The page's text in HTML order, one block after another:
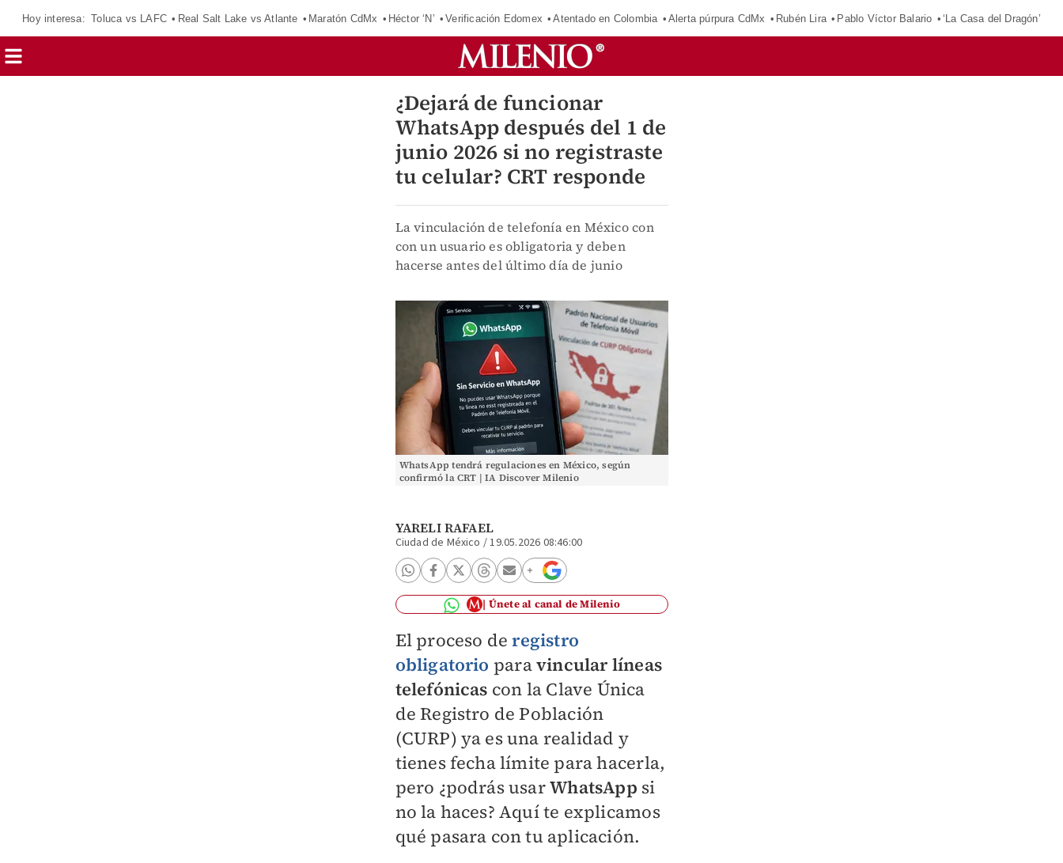
Hoy interesa: Toluca vs LAFC Real Salt Lake vs Atlante Maratón CdMx Héctor ‘N’ Verificación Edomex Atentado en Colombia Alerta púrpura CdMx Rubén Lira Pablo Víctor Balario ‘La Casa del Dragón’
¿Dejará de funcionar
WhatsApp después del 1 de
junio 2026 si no registraste
tu celular? CRT responde
La vinculación de telefonía en México con
con un usuario es obligatoria y deben
hacerse antes del último día de junio
WhatsApp tendrá regulaciones en México, según
confirmó la CRT | IA Discover Milenio
YARELI RAFAEL
Ciudad de México /19.05.2026 08:46:00
Únete al canal de Milenio
El proceso deregistro
obligatorio paravincular líneas
telefónicas con la Clave Única
de Registro de Población
(CURP) ya es una realidad y
tienes fecha límite para hacerla,
pero ¿podrás usarWhatsApp si
no la haces? Aquí te explicamos
qué pasara con tu aplicación.